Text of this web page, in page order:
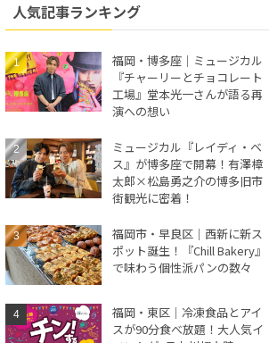
人気記事ランキング
福岡・博多座｜ミュージカル
『チャーリーとチョコレート
工場』堂本光一さんが語る再
演への想い
ミュージカル『レイディ・ベ
ス』が博多座で開幕！有澤樟
太郎×松島勇之介の博多旧市
街観光に密着！
福岡市・早良区｜西新に新ス
ポット誕生！『Chill Bakery』
で味わう個性派パンの数々
福岡・東区｜冷凍食品とアイ
スが90分食べ放題！大人気イ